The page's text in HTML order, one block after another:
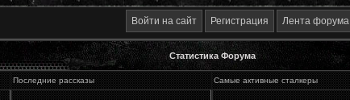
Войти на сайт Регистрация Лента форума
Статистика Форума
Последние рассказы Самые активные сталкеры